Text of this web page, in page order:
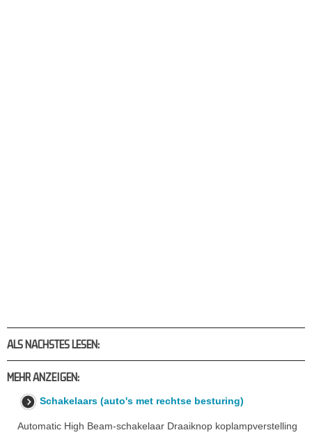
ALS NACHSTES LESEN:
MEHR ANZEIGEN:
Schakelaars (auto's met rechtse besturing)
Automatic High Beam-schakelaar Draaiknop koplampverstelling